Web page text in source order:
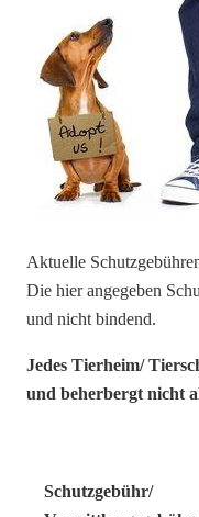
Aktuelle
Die hier angegeben
und nicht bindend.
Jedes Tierheim/
und beherbergt nicht
Schutzgebühr/